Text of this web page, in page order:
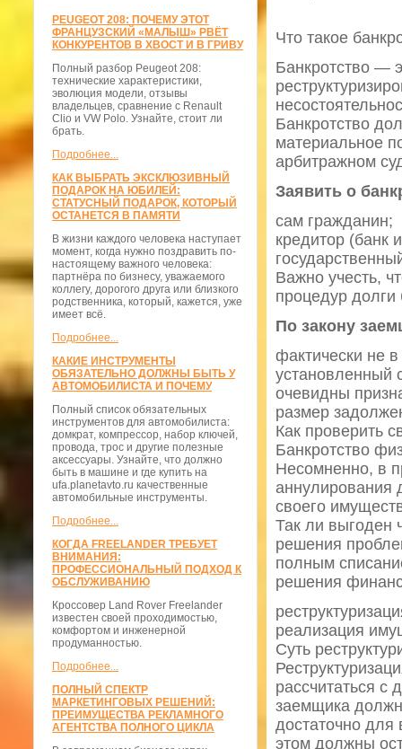
PEUGEOT 208: ПОЧЕМУ ЭТОТ
ФРАНЦУЗСКИЙ «МАЛЫШ» РВЁТ
КОНКУРЕНТОВ В ХВОСТ И В ГРИВУ
Полный разбор Peugeot 208:
технические характеристики,
эволюция модели, отзывы
владельцев, сравнение с Renault
Clio и VW Polo. Узнайте, стоит ли
брать.
Подробнее...
КАК ВЫБРАТЬ ЭКСКЛЮЗИВНЫЙ
ПОДАРОК НА ЮБИЛЕЙ:
СТАТУСНЫЙ ПОДАРОК, КОТОРЫЙ
ОСТАНЕТСЯ В ПАМЯТИ
В жизни каждого человека наступает
момент, когда нужно поздравить по-
настоящему важного человека:
партнёра по бизнесу, уважаемого
коллегу, дорогого друга или близкого
родственника, который, кажется, уже
имеет всё.
Подробнее...
КАКИЕ ИНСТРУМЕНТЫ
ОБЯЗАТЕЛЬНО ДОЛЖНЫ БЫТЬ У
АВТОМОБИЛИСТА И ПОЧЕМУ
Полный список обязательных
инструментов для автомобилиста:
домкрат, компрессор, набор ключей,
провода, трос и другие полезные
аксессуары. Узнайте, что должно
быть в машине и где купить на
ufa.planetavto.ru качественные
автомобильные инструменты.
Подробнее...
КОГДА FREELANDER ТРЕБУЕТ
ВНИМАНИЯ:
ПРОФЕССИОНАЛЬНЫЙ ПОДХОД К
ОБСЛУЖИВАНИЮ
Кроссовер Land Rover Freelander
известен своей проходимостью,
комфортом и инженерной
продуманностью.
Подробнее...
ПОЛНЫЙ СПЕКТР
МАРКЕТИНГОВЫХ РЕШЕНИЙ:
ПРЕИМУЩЕСТВА РЕКЛАМНОГО
АГЕНТСТВА ПОЛНОГО ЦИКЛА
Что такое
Банкротство —
Банкротство
материальное
арбитражном
Заявить о
сам гражданин;
кредитор (банк
Важно учесть,
процедур долги
По закону
фактически не
установленный
очевидны
размер
Как проверить
Банкротство
Несомненно, в
аннулирования
своего
Так ли выгоден
решения
полным
решения
реализация
Суть
рассчитаться с
заемщика
достаточно
этом должны